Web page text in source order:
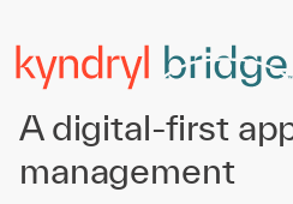
A digital-first
management